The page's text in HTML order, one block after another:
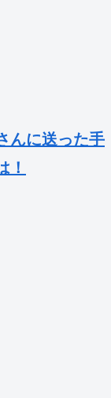
んに送った手
！